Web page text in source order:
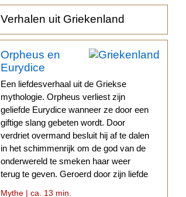
Verhalen uit Griekenland
Orpheus en
Eurydice
Een liefdesverhaal uit de Griekse
mythologie. Orpheus verliest zijn
geliefde Eurydice wanneer ze door een
giftige slang gebeten wordt. Door
verdriet overmand besluit hij af te dalen
in het schimmenrijk om de god van de
onderwereld te smeken haar weer
terug te geven. Geroerd door zijn liefde
Mythe | ca. 13 min.